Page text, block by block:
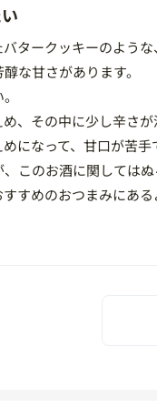
タークッキーのよう
な甘さがあります。
、その中に少し辛さが
になって、甘口が苦
このお酒に関しては
すめのおつまみにあ